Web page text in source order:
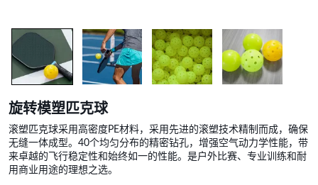
旋转模塑匹克球
滚塑匹克球采用高密度PE材料，采用先进的滚塑技术精制而成，确保
无缝一体成型。40个均匀分布的精密钻孔，增强空气动力学性能，带
来卓越的飞行稳定性和始终如一的性能。是户外比赛、专业训练和耐
用商业用途的理想之选。